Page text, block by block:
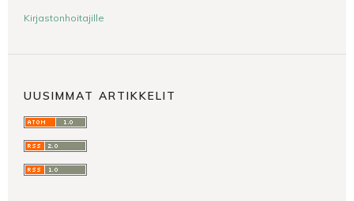
Kirjastonhoitajille
UUSIMMAT ARTIKKELIT